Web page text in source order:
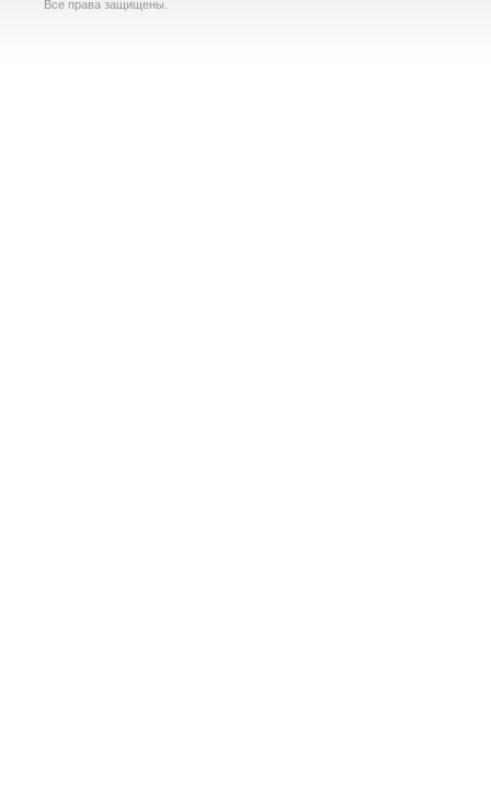
Все права защищены.